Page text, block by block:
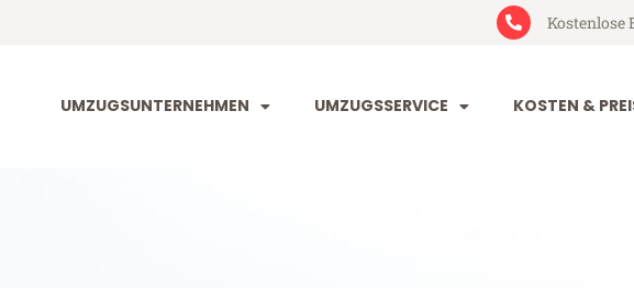
Kostenlose
UMZUGSUNTERNEHMEN UMZUGSSERVICE KOSTEN &